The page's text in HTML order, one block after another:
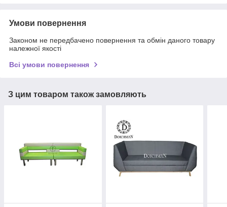
Умови повернення
Законом не передбачено повернення та обмін даного товару
належної якості
Всі умови повернення
З цим товаром також замовляють